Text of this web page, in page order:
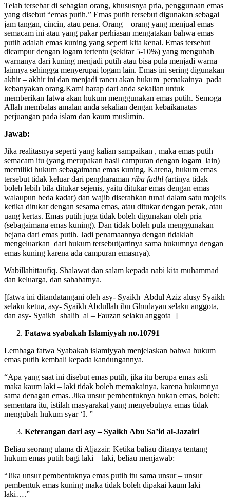
Telah tersebar di sebagian orang, khususnya pria, penggunaan emas
yang disebut “emas putih.” Emas putih tersebut digunakan sebagai
jam tangan, cincin, atau pena. Orang – orang yang menjual emas
semacam ini atau yang pakar perhiasan mengatakan bahwa emas
putih adalah emas kuning yang seperti kita kenal. Emas tersebut
dicampur dengan logam tertentu (sekitar 5-10%) yang mengubah
warnanya dari kuning menjadi putih atau bisa pula menjadi warna
lainnya sehingga menyerupai logam lain. Emas ini sering digunakan
akhir – akhir ini dan menjadi rancu akan hukum pemakainya pada
kebanyakan orang.Kami harap dari anda sekalian untuk
memberikan fatwa akan hukum menggunakan emas putih. Semoga
Allah membalas amalan anda sekalian dengan kebaikanatas
perjuangan pada islam dan kaum muslimin.
Jawab:
Jika realitasnya seperti yang kalian sampaikan , maka emas putih
semacam itu (yang merupakan hasil campuran dengan logam lain)
memiliki hukum sebagaimana emas kuning. Karena, hukum emas
tersebut tidak keluar dari pengharaman riba fadhl (artinya tidak
boleh lebih bila ditukar sejenis, yaitu ditukar emas dengan emas
walaupun beda kadar) dan wajib diserahkan tunai dalam satu majelis
ketika ditukar dengan sesama emas, atau ditukar dengan perak, atau
uang kertas. Emas putih juga tidak boleh digunakan oleh pria
(sebagaimana emas kuning). Dan tidak boleh pula menggunakan
bejana dari emas putih. Jadi penamaannya dengan tidaklah
mengeluarkan dari hukum tersebut(artinya sama hukumnya dengan
emas kuning karena ada campuran emasnya).
Wabillahittaufiq. Shalawat dan salam kepada nabi kita muhammad
dan keluarga, dan sahabatnya.
[fatwa ini ditandatangani oleh asy- Syaikh Abdul Aziz alusy Syaikh
selaku ketua, asy- Syaikh Abdullah ibn Ghudayan selaku anggota,
dan asy- Syaikh shalih al – Fauzan selaku anggota ]
Fatawa syabakah Islamiyyah no.10791
Lembaga fatwa Syabakah islamiyyah menjelaskan bahwa hukum
emas putih kembali kepada kandungannya.
“Apa yang saat ini disebut emas putih, jika itu berupa emas asli
maka kaum laki – laki tidak boleh memakainya, karena hukumnya
sama denagan emas. Jika unsur pembentuknya bukan emas, boleh;
sementara itu, istilah masyarakat yang menyebutnya emas tidak
mengubah hukum syar ‘I. ”
Keterangan dari asy – Syaikh Abu Sa’id al-Jazairi
Beliau seorang ulama di Aljazair. Ketika baliau ditanya tentang
hukum emas putih bagi laki – laki, beliau menjawab:
“Jika unsur pembentuknya emas putih itu sama unsur – unsur
pembentuk emas kuning maka tidak boleh dipakai kaum laki –
laki….”